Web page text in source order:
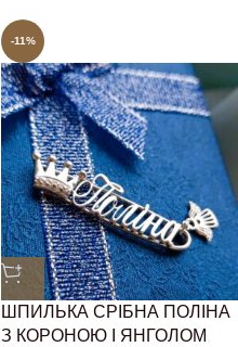
-11%
ШПИЛЬКА СРІБНА ПОЛІНА
З КОРОНОЮ І ЯНГОЛОМ